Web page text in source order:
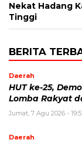
Nekat Hadang
Tinggi
BERITA
Daerah
HUT ke-25,
Lomba Rakyat
Jumat, 7 Agu 2026 -
Daerah